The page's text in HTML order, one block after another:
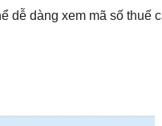
dễ dàng xem mã số thuế